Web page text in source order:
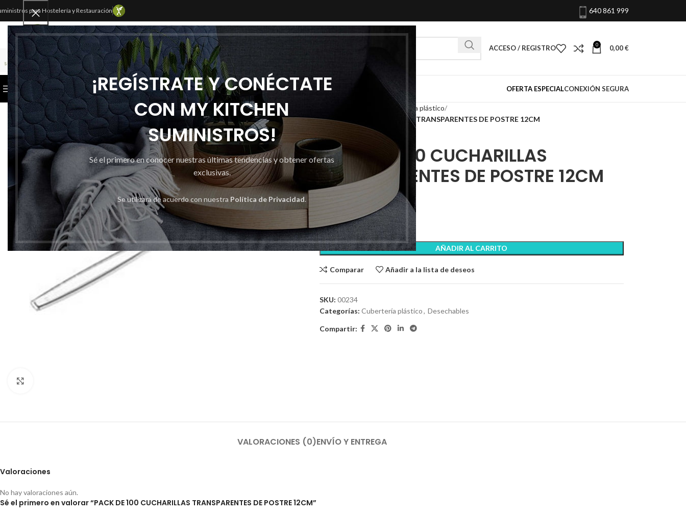
¡REGÍSTRATE Y CONÉCTATE
CON MY KITCHEN
SUMINISTROS!
Sé el primero en conocer nuestras últimas tendencias y obtener ofertas
exclusivas.
Se utilizará de acuerdo con nuestra Política de Privacidad.
para Hostelería y Restauración 640 861 999
SELECCIONAR CATEGORÍA
ACCESO / REGISTRO 0 0,00€
CATEGORÍAS INICIOTIENDACONTACTAR OFERTA ESPECIALCONEXIÓN SEGURA
Cubertería plástico
PACK DE 100 CUCHARILLAS TRANSPARENTES DE POSTRE 12CM
PACK DE 100 CUCHARILLAS
TRANSPARENTES DE POSTRE 12CM
AÑADIR AL CARRITO
Comparar Añadir a la lista de deseos
SKU: 00234
Categorías: Cubertería plástico, Desechables
Compartir:
VALORACIONES (0)ENVÍO Y ENTREGA
Valoraciones
No hay valoraciones aún.
Sé el primero en valorar “PACK DE 100 CUCHARILLAS TRANSPARENTES DE POSTRE 12CM”